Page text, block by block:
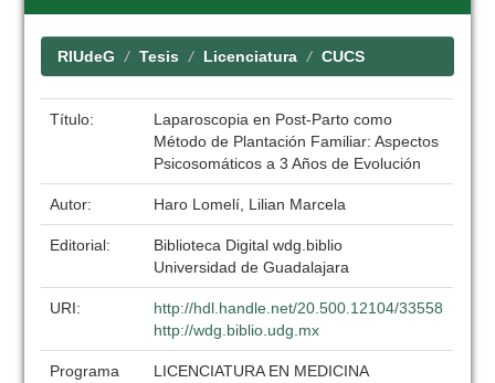
RIUdeG Tesis Licenciatura CUCS
Título:
Laparoscopia en Post-Parto como
Método de Plantación Familiar: Aspectos
Psicosomáticos a 3 Años de Evolución
Autor: Haro Lomelí, Lilian Marcela
Editorial:
Biblioteca Digital wdg.biblio
Universidad de Guadalajara
URI:
http://hdl.handle.net/20.500.12104/33558
http://wdg.biblio.udg.mx
Programa
LICENCIATURA EN MEDICINA